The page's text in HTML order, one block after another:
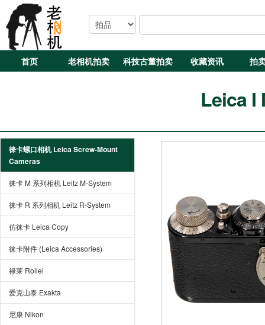
首页 老相机拍卖 科技古董拍卖 收藏资讯 拍
Leica I
徕卡螺口相机 Leica Screw-Mount
Cameras
徕卡 M 系列相机 Leitz M-System
徕卡 R 系列相机 Leitz R-System
仿徕卡 Leica Copy
徕卡附件 (Leica Accessories)
禄莱 Rollei
爱克山泰 Exakta
尼康 Nikon